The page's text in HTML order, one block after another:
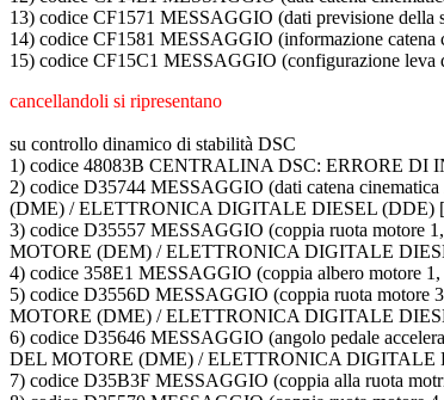
13) codice CF1571 MESSAGGIO (dati previsione
14) codice CF1581 MESSAGGIO (informazione
15) codice CF15C1 MESSAGGIO (configurazione
cancellandoli si ripresentano
su controllo dinamico di stabilità DSC
1) codice 48083B CENTRALINA DSC: ERRORE
2) codice D35744 MESSAGGIO (dati catena
(DME) / ELETTRONICA DIGITALE DIESEL (DDE)
3) codice D35557 MESSAGGIO (coppia ruota
MOTORE (DEM) / ELETTRONICA DIGITALE
4) codice 358E1 MESSAGGIO (coppia albero
5) codice D3556D MESSAGGIO (coppia ruota
MOTORE (DME) / ELETTRONICA DIGITALE
6) codice D35646 MESSAGGIO (angolo pedale
DEL MOTORE (DME) / ELETTRONICA DIGITALE
7) codice D35B3F MESSAGGIO (coppia alla ruota